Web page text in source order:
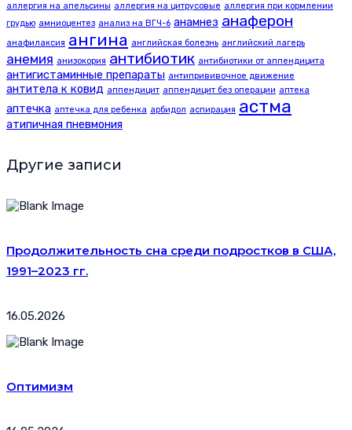
аллергия на апельсины аллергия на цитрусовые аллергия при кормлении
грудью амниоцентез анализ на ВГЧ-6 анамнез анаферон
анафилаксия ангина английская болезнь английский лагерь
анемия анизокория антибиотик антибиотики от аппендицита
антигистаминные препараты антипрививочное движение
антитела к ковид аппендицит аппендицит без операции аптека
аптечка аптечка для ребенка арбидол аспирация астма
атипичная пневмония
Другие записи
Продолжительность сна среди подростков в США,
1991–2023 гг.
16.05.2026
Оптимизм